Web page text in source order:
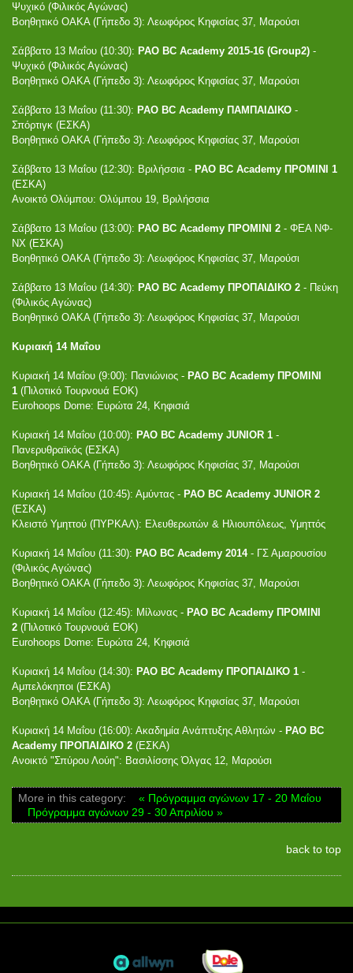
Ψυχικό (Φιλικός Αγώνας)
Βοηθητικό ΟΑΚΑ (Γήπεδο 3): Λεωφόρος Κηφισίας 37, Μαρούσι
Σάββατο 13 Μαΐου (10:30): PAO BC Academy 2015-16 (Group2) -
Ψυχικό (Φιλικός Αγώνας)
Βοηθητικό ΟΑΚΑ (Γήπεδο 3): Λεωφόρος Κηφισίας 37, Μαρούσι
Σάββατο 13 Μαΐου (11:30): PAO BC Academy ΠΑΜΠΑΙΔΙΚΟ -
Σπόρτιγκ (ΕΣΚΑ)
Βοηθητικό ΟΑΚΑ (Γήπεδο 3): Λεωφόρος Κηφισίας 37, Μαρούσι
Σάββατο 13 Μαΐου (12:30): Βριλήσσια - PAO BC Academy ΠΡΟΜΙΝΙ 1
(ΕΣΚΑ)
Ανοικτό Ολύμπου: Ολύμπου 19, Βριλήσσια
Σάββατο 13 Μαΐου (13:00): PAO BC Academy ΠΡΟΜΙΝΙ 2 - ΦΕΑ ΝΦ-
ΝΧ (ΕΣΚΑ)
Βοηθητικό ΟΑΚΑ (Γήπεδο 3): Λεωφόρος Κηφισίας 37, Μαρούσι
Σάββατο 13 Μαΐου (14:30): PAO BC Academy ΠΡΟΠΑΙΔΙΚΟ 2 - Πεύκη
(Φιλικός Αγώνας)
Βοηθητικό ΟΑΚΑ (Γήπεδο 3): Λεωφόρος Κηφισίας 37, Μαρούσι
Κυριακή 14 Μαΐου
Κυριακή 14 Μαΐου (9:00): Πανιώνιος - PAO BC Academy ΠΡΟΜΙΝΙ
1 (Πιλοτικό Τουρνουά ΕΟΚ)
Eurohoops Dome: Ευρώτα 24, Κηφισιά
Κυριακή 14 Μαΐου (10:00): PAO BC Academy JUNIOR 1 -
Πανερυθραϊκός (ΕΣΚΑ)
Βοηθητικό ΟΑΚΑ (Γήπεδο 3): Λεωφόρος Κηφισίας 37, Μαρούσι
Κυριακή 14 Μαΐου (10:45): Αμύντας - PAO BC Academy JUNIOR 2
(ΕΣΚΑ)
Κλειστό Υμηττού (ΠΥΡΚΑΛ): Ελευθερωτών & Ηλιουπόλεως, Υμηττός
Κυριακή 14 Μαΐου (11:30): PAO BC Academy 2014- ΓΣ Αμαρουσίου
(Φιλικός Αγώνας)
Βοηθητικό ΟΑΚΑ (Γήπεδο 3): Λεωφόρος Κηφισίας 37, Μαρούσι
Κυριακή 14 Μαΐου (12:45): Μίλωνας - PAO BC Academy ΠΡΟΜΙΝΙ
2 (Πιλοτικό Τουρνουά ΕΟΚ)
Eurohoops Dome: Ευρώτα 24, Κηφισιά
Κυριακή 14 Μαΐου (14:30): PAO BC Academy ΠΡΟΠΑΙΔΙΚΟ 1 -
Αμπελόκηποι (ΕΣΚΑ)
Βοηθητικό ΟΑΚΑ (Γήπεδο 3): Λεωφόρος Κηφισίας 37, Μαρούσι
Κυριακή 14 Μαΐου (16:00): Ακαδημία Ανάπτυξης Αθλητών - PAO BC
Academy ΠΡΟΠΑΙΔΙΚΟ 2 (ΕΣΚΑ)
Ανοικτό "Σπύρου Λούη": Βασιλίσσης Όλγας 12, Μαρούσι
More in this category:
« Πρόγραμμα αγώνων 17 - 20 Μαΐου
Πρόγραμμα αγώνων 29 - 30 Απριλίου »
back to top